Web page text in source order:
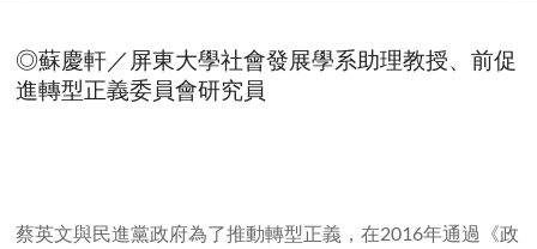
◎蘇慶軒／屏東大學社會發展學系助理教授、前促
進轉型正義委員會研究員
蔡英文與民進黨政府為了推動轉型正義，在2016年通過《政